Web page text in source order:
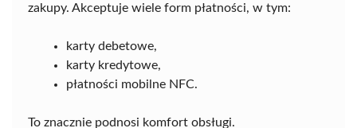
zakupy. Akceptuje wiele form płatności, w tym:
karty debetowe,
karty kredytowe,
płatności mobilne NFC.
To znacznie podnosi komfort obsługi.